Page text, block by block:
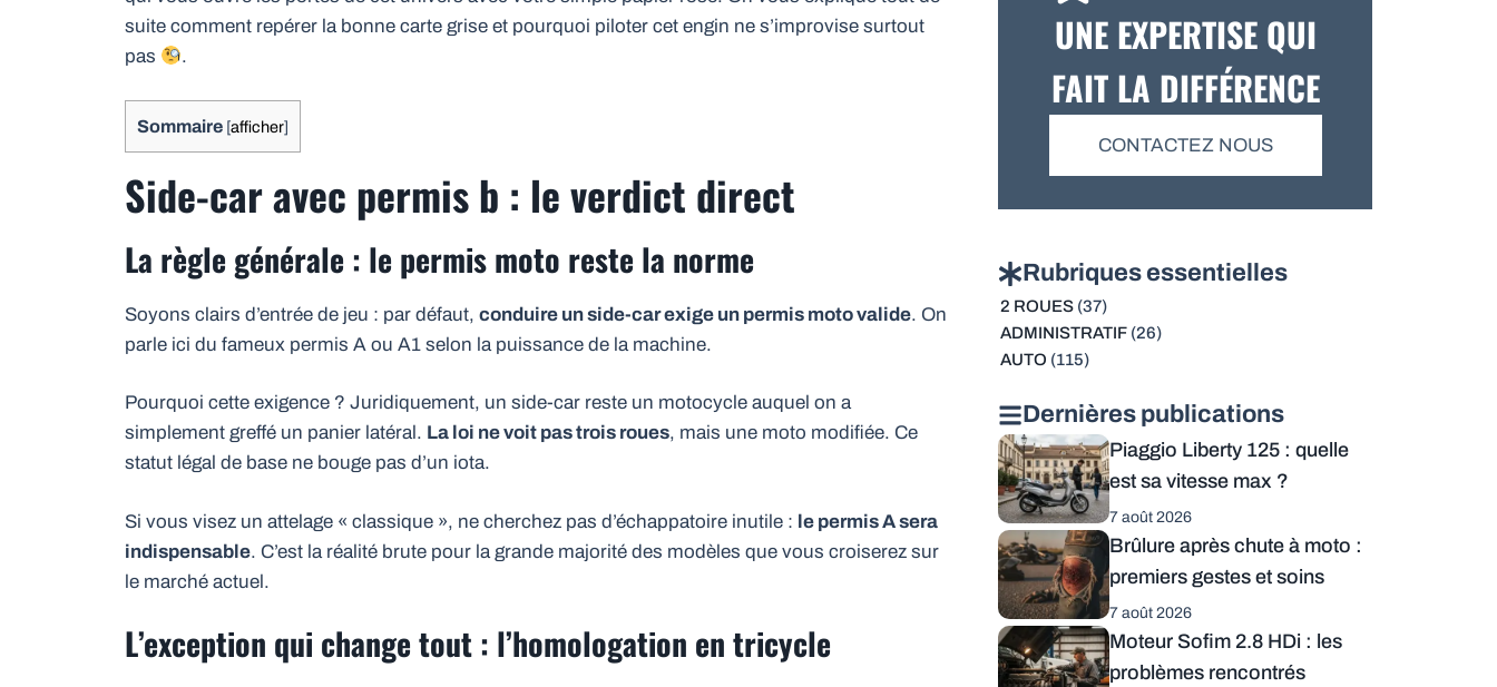
suite comment repérer la bonne carte grise et pourquoi piloter cet engin ne s’improvise surtout
pas
.
Sommaire [afficher]
Side-car avec permis b : le verdict direct
La règle générale : le permis moto reste la norme
Soyons clairs d’entrée de jeu : par défaut, conduire un side-car exige un permis moto valide. On
parle ici du fameux permis A ou A1 selon la puissance de la machine.
Pourquoi cette exigence ? Juridiquement, un side-car reste un motocycle auquel on a
simplement greffé un panier latéral. La loi ne voit pas trois roues, mais une moto modifiée. Ce
statut légal de base ne bouge pas d’un iota.
Si vous visez un attelage « classique », ne cherchez pas d’échappatoire inutile : le permis A sera
indispensable. C’est la réalité brute pour la grande majorité des modèles que vous croiserez sur
le marché actuel.
L’exception qui change tout : l’homologation en tricycle
UNE EXPERTISE QUI
FAIT LA DIFFÉRENCE
CONTACTEZ NOUS
Rubriques essentielles
2 ROUES(37)
ADMINISTRATIF(26)
AUTO (115)
Dernières publications
Piaggio Liberty 125 : quelle
est sa vitesse max ?
7 août 2026
Brûlure après chute à moto :
premiers gestes et soins
7 août 2026
Moteur Sofim 2.8 HDi : les
problèmes rencontrés